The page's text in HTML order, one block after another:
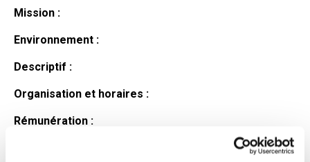
Mission :
Environnement :
Descriptif :
Organisation et horaires :
Rémunération :